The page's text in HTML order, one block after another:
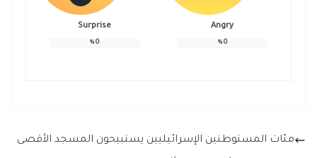
Angry
0
%
Surprise
0
%
مئات المستوطنين الإسرائيليين يستبيحون المسجد الأقصى